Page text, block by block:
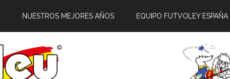
NUESTROS MEJORES AÑOS EQUIPO FUTVOLEY ESPAÑA